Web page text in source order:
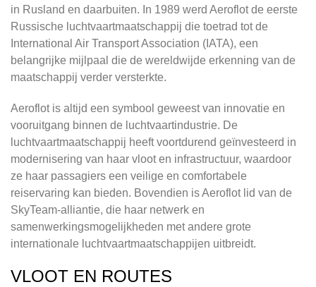
in Rusland en daarbuiten. In 1989 werd Aeroflot de eerste
Russische luchtvaartmaatschappij die toetrad tot de
International Air Transport Association (IATA), een
belangrijke mijlpaal die de wereldwijde erkenning van de
maatschappij verder versterkte.
Aeroflot is altijd een symbool geweest van innovatie en
vooruitgang binnen de luchtvaartindustrie. De
luchtvaartmaatschappij heeft voortdurend geïnvesteerd in
modernisering van haar vloot en infrastructuur, waardoor
ze haar passagiers een veilige en comfortabele
reiservaring kan bieden. Bovendien is Aeroflot lid van de
SkyTeam-alliantie, die haar netwerk en
samenwerkingsmogelijkheden met andere grote
internationale luchtvaartmaatschappijen uitbreidt.
VLOOT EN ROUTES